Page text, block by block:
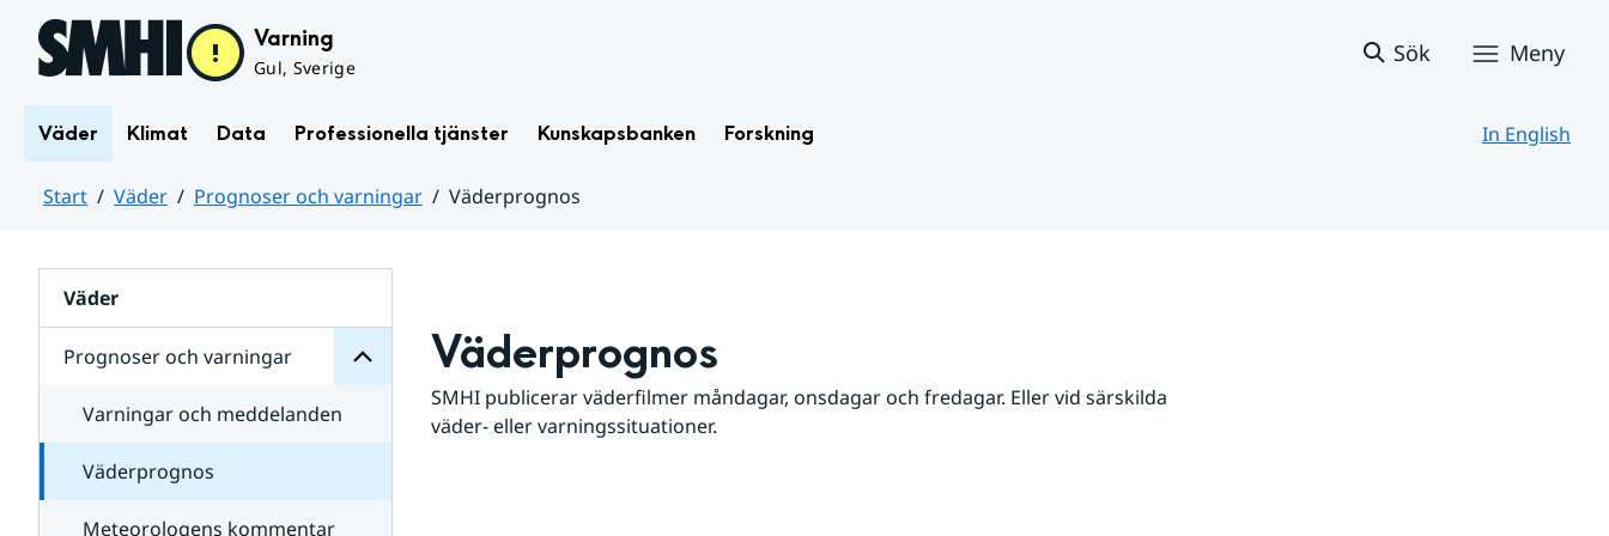
Hoppa till sidans innehåll Varning
Gul, Sverige
Sök Meny
Väder Klimat Data Professionella tjänster Kunskapsbanken Forskning In English
Start Väder Prognoser och varningar
Väderprognos
Väder
Prognoser och varningar
för
varningar
Varningar och meddelanden
Väderprognos
Meteorologens kommentar
Väderprognos
SMHI publicerar väderfilmer måndagar, onsdagar och fredagar. Eller vid särskilda
väder- eller varningssituationer.